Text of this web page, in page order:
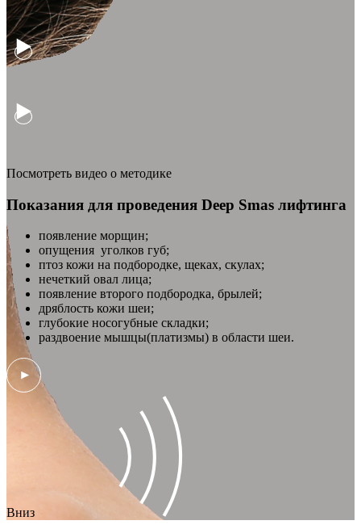
Посмотреть видео о методике
Показания для проведения Deep Smas лифтинга
появление морщин;
опущения уголков губ;
птоз кожи на подбородке, щеках, скулах;
нечеткий овал лица;
появление второго подбородка, брылей;
дряблость кожи шеи;
глубокие носогубные складки;
раздвоение мышцы(платизмы) в области шеи.
Вниз